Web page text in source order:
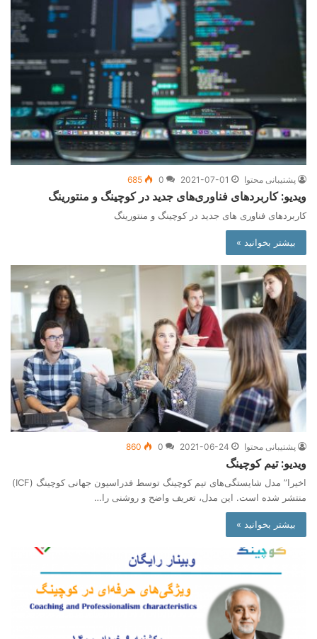
پشتیبانی محتوا 2021-07-01
0
685
ویدیو: کاربردهای فناوری‌های جدید در کوچینگ و منتورینگ
کاربردهای فناوری های جدید در کوچینگ و منتورینگ
بیشتر بخوانید »
پشتیبانی محتوا 2021-06-24
0
860
ویدیو: تیم کوچینگ
اخیرا” مدل شایستگی‌های تیم کوچینگ توسط فدراسیون جهانی کوچینگ (ICF)
منتشر شده است. این مدل، تعریف واضح و روشنی را…
بیشتر بخوانید »